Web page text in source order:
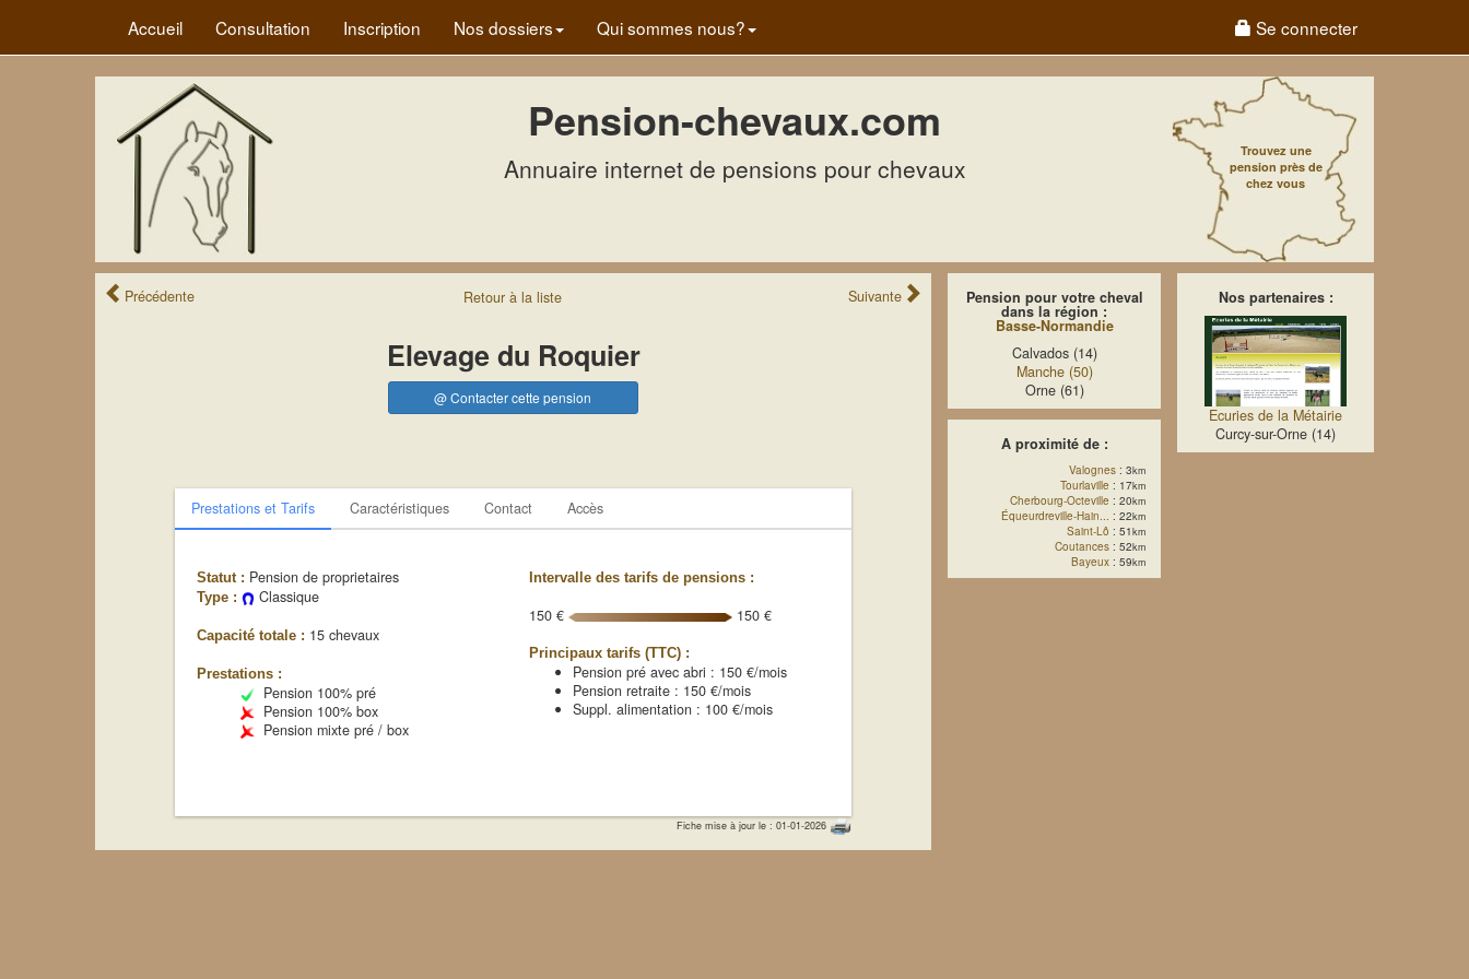
Accueil Consultation Inscription Nos dossiers Qui sommes nous? Se connecter
Pension-chevaux.com
Annuaire internet de pensions pour chevaux
Trouvez une
pension près de
chez vous
Précédente Retourà laliste Suivante
Elevage du Roquier
@ Contacter cette pension
Prestations et Tarifs Caractéristiques Contact Accès
Statut : Pension de proprietaires
Type : Classique
Capacité totale : 15 chevaux
Prestations :
Pension 100% pré
Pension 100% box
Pension mixte pré / box
Intervalle des tarifs de pensions :
150 € 150 €
Principaux tarifs (TTC) :
Pension pré avec abri : 150 €/mois
Pension retraite : 150 €/mois
Suppl. alimentation : 100 €/mois
Fiche mise à jour le : 01-01-2026
Pension pour votre cheval
dans la région :
Basse-Normandie
Calvados (14)
Manche (50)
Orne (61)
A proximité de :
Valognes : 3km
Tourlaville : 17km
Cherbourg-Octeville : 20km
Équeurdreville-Hain... : 22km
Saint-Lô : 51km
Coutances : 52km
Bayeux : 59km
Nos partenaires :
Ecuries de la Métairie
Curcy-sur-Orne (14)